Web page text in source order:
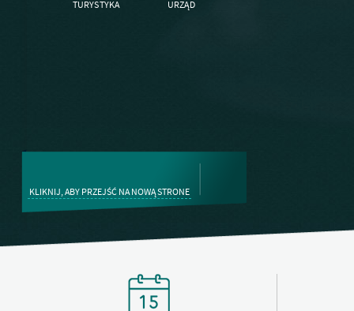
TURYSTYKA URZĄD
KLIKNIJ, ABY PRZEJŚĆ NA NOWĄ STRONE